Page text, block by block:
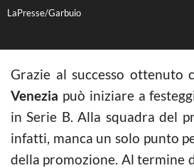
LaPresse/Garbuio
Grazie al successo ottenuto
Venezia può iniziare a
in Serie B. Alla squadra del
infatti, manca un solo punto
della promozione. Al termine